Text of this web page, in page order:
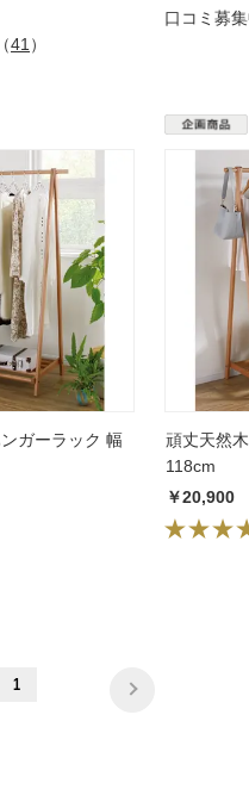
（41 ）
口コミ募
ガーラック 幅
頑丈天然
118cm
￥20,900
1